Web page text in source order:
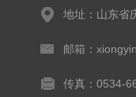
地址：山东省
邮箱：
传真：0534-